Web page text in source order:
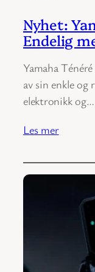
Nyhet:
Endelig
Yamaha
av sin enkle
elektronikk og…
Les mer